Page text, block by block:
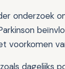
onderzoek
voorkomen
dagelijks